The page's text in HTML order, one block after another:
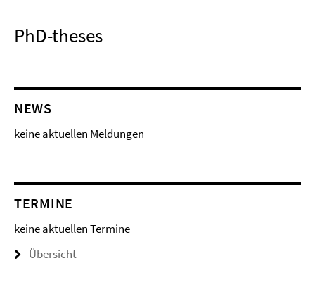
PhD-theses
NEWS
keine aktuellen Meldungen
TERMINE
keine aktuellen Termine
Übersicht